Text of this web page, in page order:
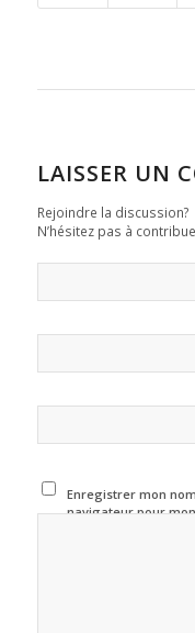
LAISSER UN
Rejoindre la discussion?
N’hésitez pas à
Enregistrer mon
navigateur pour